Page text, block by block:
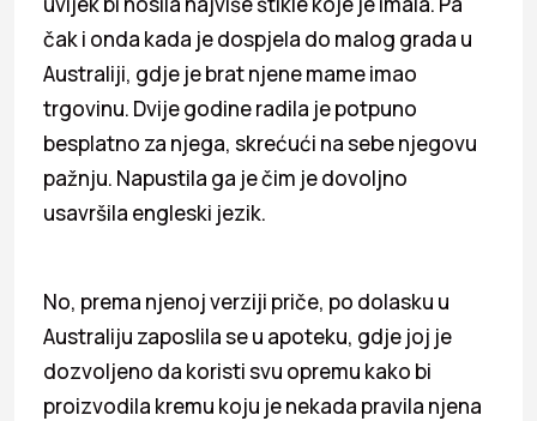
čak i onda kada je dospjela do malog grada u
Australiji, gdje je brat njene mame imao
trgovinu. Dvije godine radila je potpuno
besplatno za njega, skrećući na sebe njegovu
pažnju. Napustila ga je čim je dovoljno
usavršila engleski jezik.
No, prema njenoj verziji priče, po dolasku u
Australiju zaposlila se u apoteku, gdje joj je
dozvoljeno da koristi svu opremu kako bi
proizvodila kremu koju je nekada pravila njena